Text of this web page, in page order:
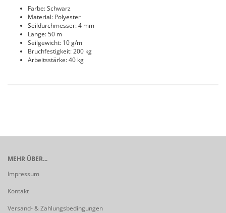
Farbe: Schwarz
Material: Polyester
Seildurchmesser: 4 mm
Länge: 50 m
Seilgewicht: 10 g/m
Bruchfestigkeit: 200 kg
Arbeitsstärke: 40 kg
MEHR ÜBER...
Impressum
Kontakt
Versand- & Zahlungsbedingungen